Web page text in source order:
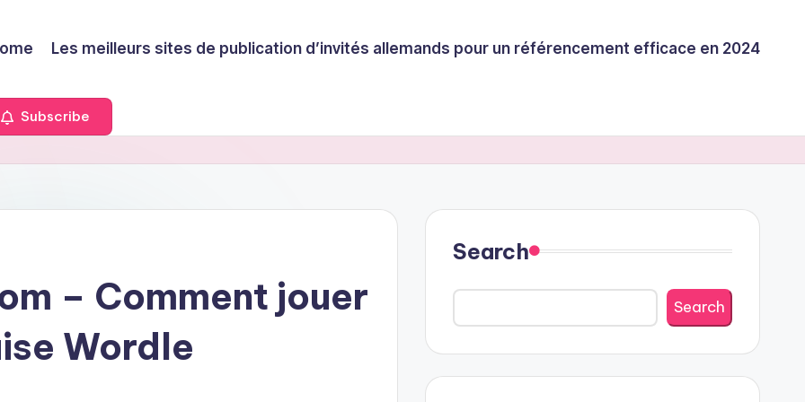
Les meilleurs sites de publication d’invités allemands pour un référencement efficace en 2024
Subscribe
– Comment jouer
Wordle
Search
Search